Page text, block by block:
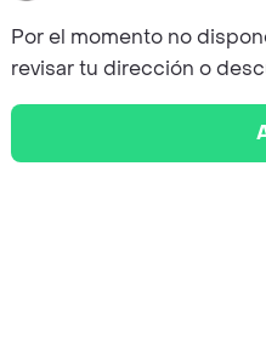
Por el momento no
revisar tu dirección o